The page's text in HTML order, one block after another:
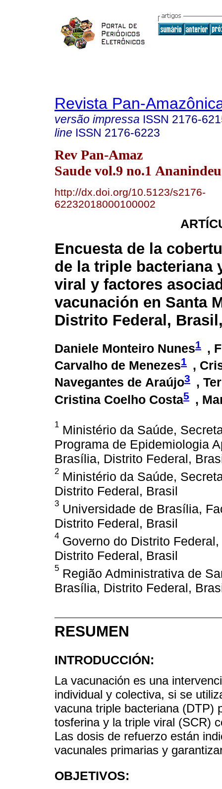
Revista Pan-
versão impressa ISSN 2176-
line ISSN 2176-6223
Rev Pan-Amaz
Saude vol.9 no.1
http://dx.doi.org/10.5123/s2176-
62232018000100002
Encuesta de la
de la triple bacteriana
viral y factores
vacunación en Santa
Distrito Federal,
Daniele Monteiro Nunes1 ,
Carvalho de Menezes1 ,
Navegantes de Araújo3
,
Cristina Coelho Costa5 ,
1 Ministério da Saúde,
Programa de Epidemiologia
Brasília, Distrito Federal,
2 Ministério da Saúde,
Distrito Federal, Brasil
3 Universidade de Brasília,
Distrito Federal, Brasil
4 Governo do Distrito
Distrito Federal, Brasil
5 Região Administrativa de
Brasília, Distrito Federal,
RESUMEN
INTRODUCCIÓN:
La vacunación es una
individual y colectiva, si se
vacuna triple bacteriana (DTP)
tosferina y la triple viral (SCR)
Las dosis de refuerzo están
vacunales primarias y
OBJETIVOS: